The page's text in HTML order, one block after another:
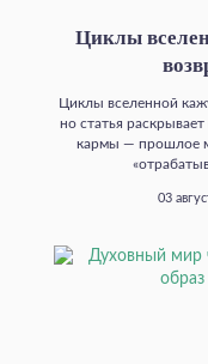
Циклы
Циклы вселенной
но статья
кармы — прошлое
03